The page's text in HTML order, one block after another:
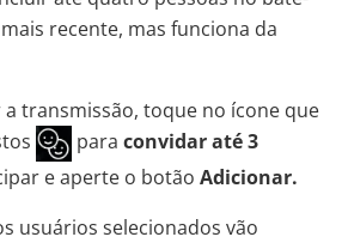
recente, mas funciona da
transmissão, toque no ícone que
para convidar até 3
e aperte o botão Adicionar.
usuários selecionados vão